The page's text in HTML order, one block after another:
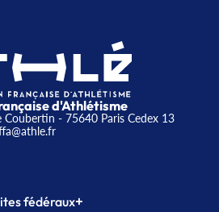
d'Athlétisme
Coubertin - 75640 Paris Cedex 13
fédéraux+